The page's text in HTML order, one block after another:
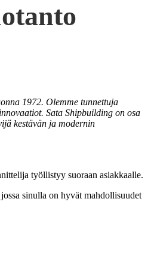
1972. Olemme tunnettuja
Sata Shipbuilding on osa
kestävän ja modernin
työllistyy suoraan asiakkaalle.
sinulla on hyvät mahdollisuudet